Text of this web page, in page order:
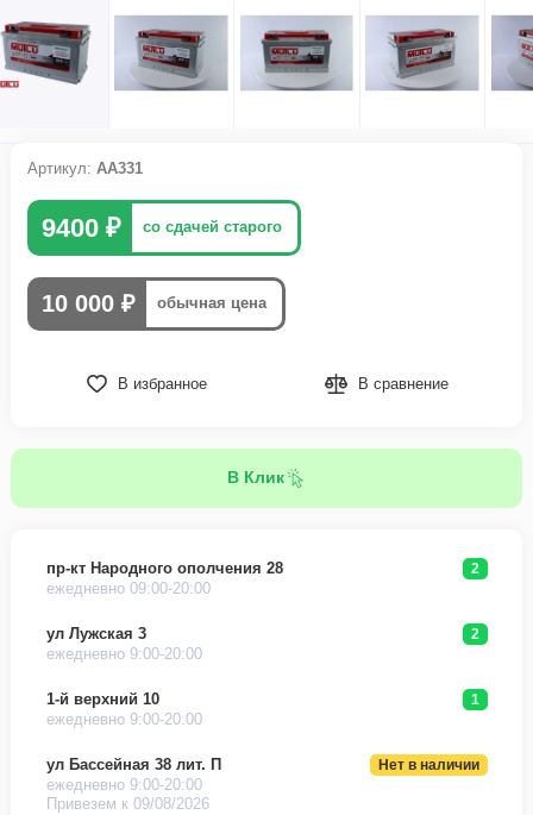
Артикул: АА331
9400 ₽ со сдачей старого
10 000 ₽ обычная цена
В избранное В сравнение
В Клик
пр-кт Народного ополчения 28
2
ежедневно 09:00-20:00
ул Лужская 3
2
ежедневно 9:00-20:00
1-й верхний 10
1
ежедневно 9:00-20:00
ул Бассейная 38 лит. П
Нет в наличии
ежедневно 9:00-20:00
Привезем к 09/08/2026